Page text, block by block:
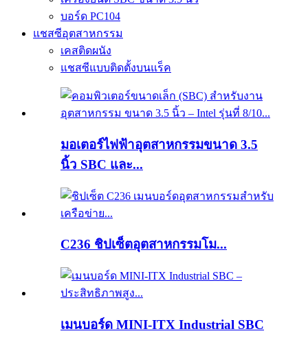
บอร์ด PC104
แชสซีอุตสาหกรรม
เคสติดผนัง
แชสซีแบบติดตั้งบนแร็ค
มอเตอร์ไฟฟ้าอุตสาหกรรมขนาด 3.5
นิ้ว SBC และ...
C236 ชิปเซ็ตอุตสาหกรรมโม...
เมนบอร์ด MINI-ITX Industrial SBC